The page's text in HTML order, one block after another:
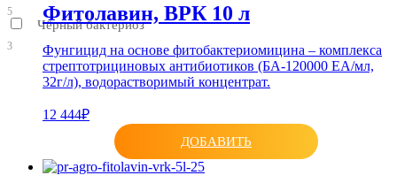
5
Чёрный бактериоз
3
Фитолавин, ВРК 10 л
Фунгицид на основе фитобактериомицина – комплекса
стрептотрициновых антибиотиков (БА-120000 ЕА/мл,
32г/л), водорастворимый концентрат.
12 444₽
ДОБАВИТЬ